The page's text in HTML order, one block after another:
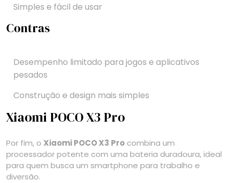
Simples e fácil de usar
Contras
Desempenho limitado para jogos e aplicativos
pesados
Construção e design mais simples
Xiaomi POCO X3 Pro
Por fim, o Xiaomi POCO X3 Pro combina um
processador potente com uma bateria duradoura, ideal
para quem busca um smartphone para trabalho e
diversão.